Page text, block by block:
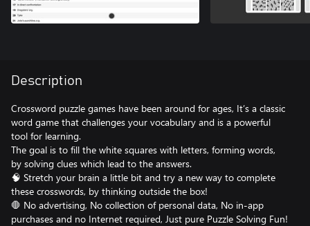
Description
Crossword puzzle games have been around for ages, It’s a classic
word game that challenges your vocabulary and is a powerful
tool for learning.
The goal is to fill the white squares with letters, forming words,
by solving clues which lead to the answers.
🧠 Stretch your brain a little bit and try a new way to complete
these crosswords, by thinking outside the box!
🛑 No advertising, No collection of personal data, No in-app
purchases and no Internet required, Just pure Puzzle Solving Fun!